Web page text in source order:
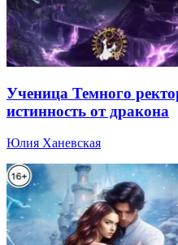
Ученица Темного
истинность от дракона
Юлия Ханевская